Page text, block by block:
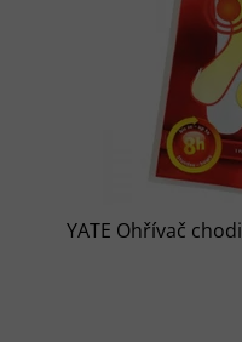
YATE Ohřívač